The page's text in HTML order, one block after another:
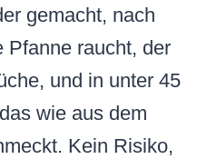
gemacht, nach
Pfanne raucht, der
und in unter 45
wie aus dem
Kein Risiko,